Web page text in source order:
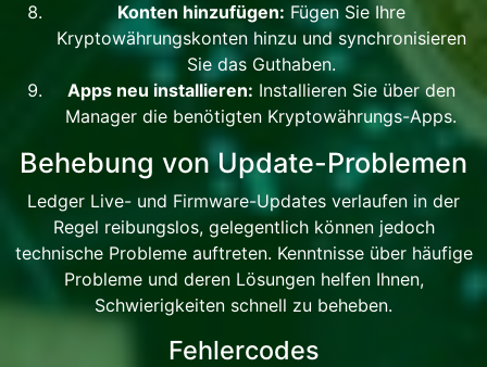
Konten hinzufügen: Fügen Sie Ihre
Kryptowährungskonten hinzu und synchronisieren
Sie das Guthaben.
Apps neu installieren: Installieren Sie über den
Manager die benötigten Kryptowährungs-Apps.
Behebung von Update-Problemen
Ledger Live- und Firmware-Updates verlaufen in der
Regel reibungslos, gelegentlich können jedoch
technische Probleme auftreten. Kenntnisse über häufige
Probleme und deren Lösungen helfen Ihnen,
Schwierigkeiten schnell zu beheben.
Fehlercodes